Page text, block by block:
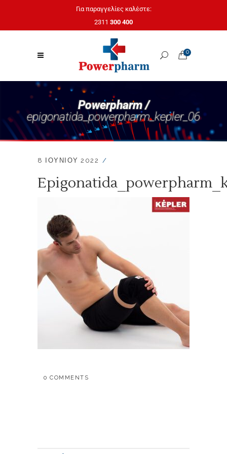
Για παραγγελίες καλέστε:
2311 300 400
0
Powerpharm /
epigonatida_powerpharm_kepler_06
8 ΙΟΥΝΊΟΥ 2022
0 COMMENTS